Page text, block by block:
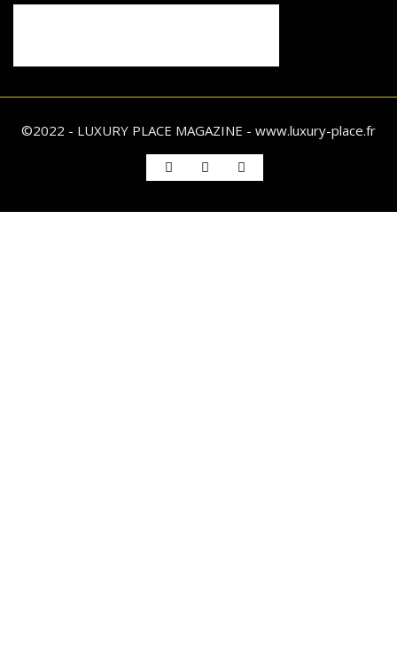
©2022 - LUXURY PLACE MAGAZINE - www.luxury-place.fr